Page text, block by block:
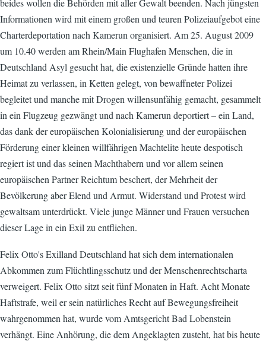
beides wollen die Behörden mit aller Gewalt beenden. Nach jüngsten
Informationen wird mit einem großen und teuren Polizeiaufgebot eine
Charterdeportation nach Kamerun organisiert. Am 25. August 2009
um 10.40 werden am Rhein/Main Flughafen Menschen, die in
Deutschland Asyl gesucht hat, die existenzielle Gründe hatten ihre
Heimat zu verlassen, in Ketten gelegt, von bewaffneter Polizei
begleitet und manche mit Drogen willensunfähig gemacht, gesammelt
in ein Flugzeug gezwängt und nach Kamerun deportiert – ein Land,
das dank der europäischen Kolonialisierung und der europäischen
Förderung einer kleinen willfährigen Machtelite heute despotisch
regiert ist und das seinen Machthabern und vor allem seinen
europäischen Partner Reichtum beschert, der Mehrheit der
Bevölkerung aber Elend und Armut. Widerstand und Protest wird
gewaltsam unterdrückt. Viele junge Männer und Frauen versuchen
dieser Lage in ein Exil zu entfliehen.
Felix Otto's Exilland Deutschland hat sich dem internationalen
Abkommen zum Flüchtlingsschutz und der Menschenrechtscharta
verweigert. Felix Otto sitzt seit fünf Monaten in Haft. Acht Monate
Haftstrafe, weil er sein natürliches Recht auf Bewegungsfreiheit
wahrgenommen hat, wurde vom Amtsgericht Bad Lobenstein
verhängt. Eine Anhörung, die dem Angeklagten zusteht, hat bis heute